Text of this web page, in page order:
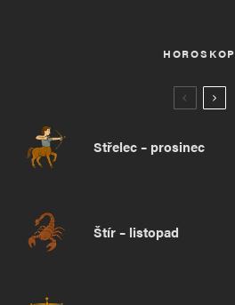
HOROSKOP
Střelec – prosinec
Štír – listopad